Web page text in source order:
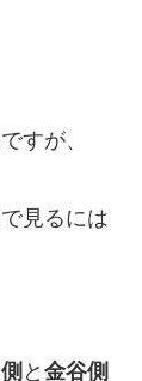
すが、
見るには
と 金谷側